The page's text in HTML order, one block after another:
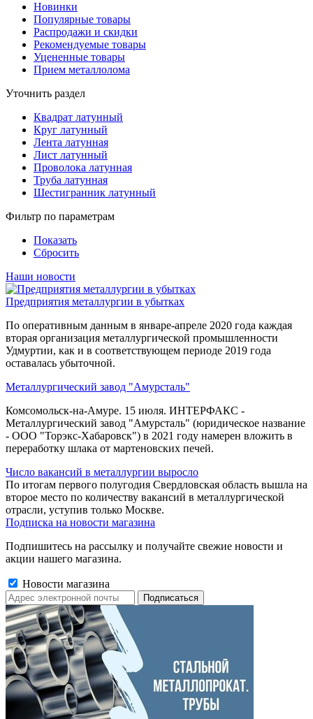
Новинки
Популярные товары
Распродажи и скидки
Рекомендуемые товары
Уцененные товары
Прием металлолома
Уточнить раздел
Квадрат латунный
Круг латунный
Лента латунная
Лист латунный
Проволока латунная
Труба латунная
Шестигранник латунный
Фильтр по параметрам
Показать
Сбросить
Наши новости
Предприятия металлургии в убытках
По оперативным данным в январе-апреле 2020 года каждая
вторая организация металлургической промышленности
Удмуртии, как и в соответствующем периоде 2019 года
оставалась убыточной.
Металлургический завод "Амурсталь"
Комсомольск-на-Амуре. 15 июля. ИНТЕРФАКС -
Металлургический завод "Амурсталь" (юридическое название
- ООО "Торэкс-Хабаровск") в 2021 году намерен вложить в
переработку шлака от мартеновских печей.
Число вакансий в металлургии выросло
По итогам первого полугодия Свердловская область вышла на
второе место по количеству вакансий в металлургической
отрасли, уступив только Москве.
Подписка на новости магазина
Подпишитесь на рассылку и получайте свежие новости и
акции нашего магазина.
Новости магазина